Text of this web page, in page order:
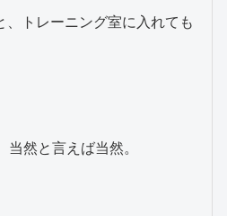
、トレーニング室に入れても
然と言えば当然。